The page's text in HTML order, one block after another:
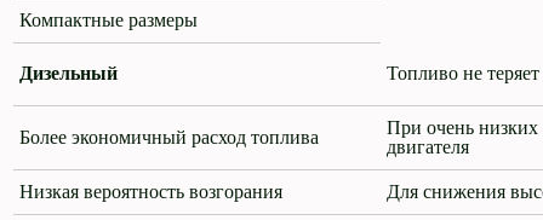
Компактные размеры
Дизельный Топливо не
Более экономичный расход топлива
При очень низких
двигателя
Низкая вероятность возгорания Для снижения